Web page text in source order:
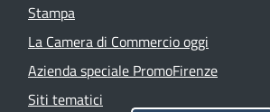
Stampa
La Camera di Commercio oggi
Azienda speciale PromoFirenze
Siti tematici